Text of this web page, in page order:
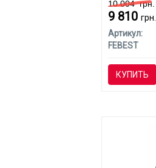
10 004грн.
9 810 грн.
Артикул:
FEBEST
КУПИТЬ